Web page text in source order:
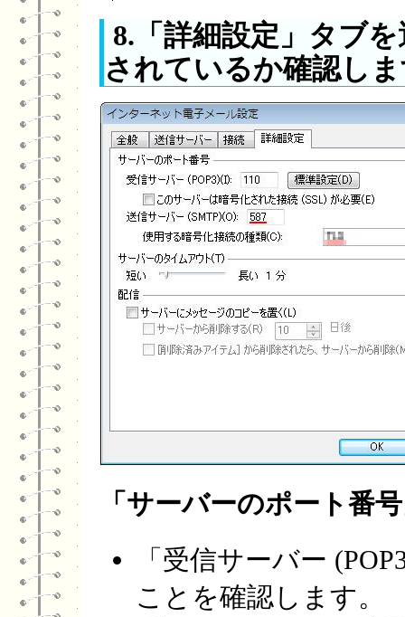
8.「詳細設定」タブ
されているか確認し
「サーバーのポート番
「受信サーバー
ことを確認します。